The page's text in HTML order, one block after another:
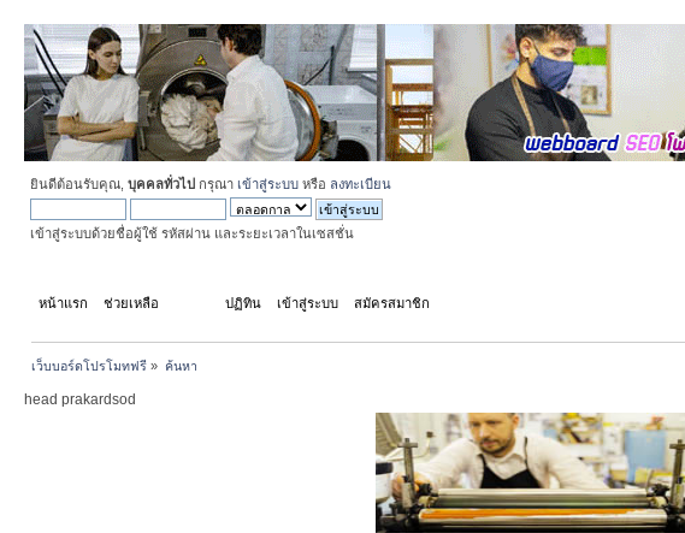
ยินดีต้อนรับคุณ, บุคคลทั่วไป กรุณา เข้าสู่ระบบ หรือ ลงทะเบียน
เข้าสู่ระบบด้วยชื่อผู้ใช้ รหัสผ่าน และระยะเวลาในเซสชั่น
หน้าแรก ช่วยเหลือ ปฏิทิน เข้าสู่ระบบ สมัครสมาชิก
เว็บบอร์ดโปรโมทฟรี » ค้นหา
head prakardsod